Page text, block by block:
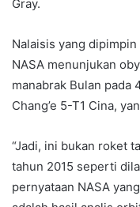
Gray.
Nalaisis yang
NASA menunjukan
manabrak Bulan pada
Chang’e 5-T1 Cina,
“Jadi, ini bukan roket
tahun 2015 seperti
pernyataan NASA